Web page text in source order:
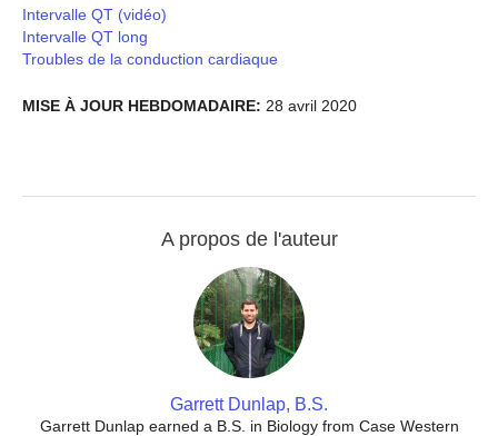
Intervalle QT (vidéo)
Intervalle QT long
Troubles de la conduction cardiaque
MISE À JOUR HEBDOMADAIRE: 28 avril 2020
A propos de l'auteur
Garrett Dunlap, B.S.
Garrett Dunlap earned a B.S. in Biology from Case Western